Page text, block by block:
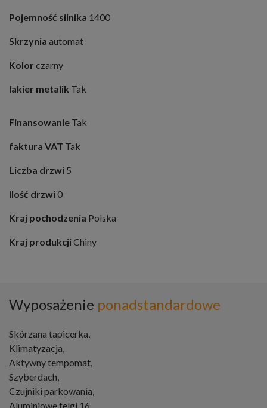
Pojemność silnika 1400
Skrzynia automat
Kolor czarny
lakier metalik Tak
Finansowanie Tak
faktura VAT Tak
Liczba drzwi 5
Ilość drzwi0
Kraj pochodzenia Polska
Kraj produkcjiChiny
Wyposażenie ponadstandardowe
Skórzana tapicerka,
Klimatyzacja,
Aktywny tempomat,
Szyberdach,
Czujniki parkowania,
Aluminiowe felgi 16,